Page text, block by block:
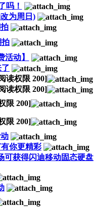
吗！
为周日)
拍
动】
读权限 200]
读权限 200]
限 200]
限 200]
你更精彩
可获得闪迪移动固态硬盘